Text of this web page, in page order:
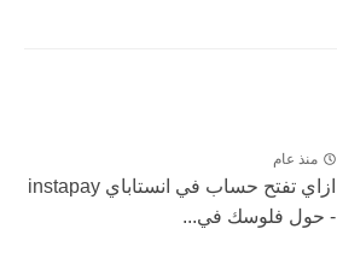
منذ عام
ازاي تفتح حساب في انستاباي instapay
- حول فلوسك في...